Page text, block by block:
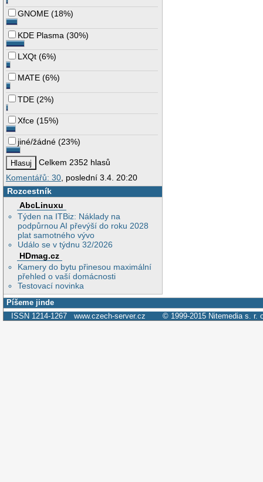
GNOME (18%)
KDE Plasma (30%)
LXQt (6%)
MATE (6%)
TDE (2%)
Xfce (15%)
jiné/žádné (23%)
Celkem 2352 hlasů
Komentářů: 30 , poslední 3.4. 20:20
Rozcestník
AbcLinuxu
Týden na ITBiz: Náklady na
podpůrnou AI převýší do roku 2028
plat samotného vývo
Událo se v týdnu 32/2026
HDmag.cz
Kamery do bytu přinesou maximální
přehled o vaší domácnosti
Testovací novinka
Píšeme jinde
ISSN 1214-1267 www.czech-server.cz © 1999-2015 Nitemedia s. r.